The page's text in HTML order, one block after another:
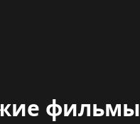
фильмы